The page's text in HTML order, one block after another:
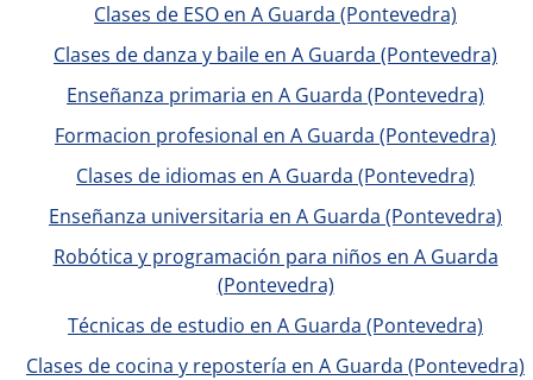
Clases de ESO en A Guarda (Pontevedra)
Clases de danza y baile en A Guarda (Pontevedra)
Enseñanza primaria en A Guarda (Pontevedra)
Formacion profesional en A Guarda (Pontevedra)
Clases de idiomas en A Guarda (Pontevedra)
Enseñanza universitaria en A Guarda (Pontevedra)
Robótica y programación para niños en A Guarda
(Pontevedra)
Técnicas de estudio en A Guarda (Pontevedra)
Clases de cocina y repostería en A Guarda (Pontevedra)